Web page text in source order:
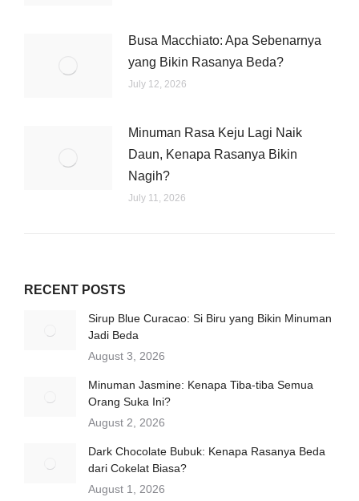
Busa Macchiato: Apa Sebenarnya
yang Bikin Rasanya Beda?
July 12, 2026
Minuman Rasa Keju Lagi Naik
Daun, Kenapa Rasanya Bikin
Nagih?
July 11, 2026
RECENT POSTS
Sirup Blue Curacao: Si Biru yang Bikin Minuman
Jadi Beda
August 3, 2026
Minuman Jasmine: Kenapa Tiba-tiba Semua
Orang Suka Ini?
August 2, 2026
Dark Chocolate Bubuk: Kenapa Rasanya Beda
dari Cokelat Biasa?
August 1, 2026